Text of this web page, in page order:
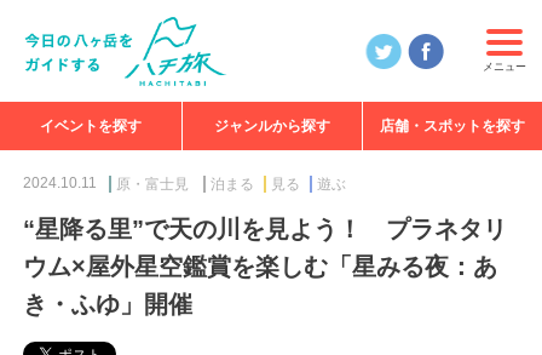
メニュー
イベントを探す ジャンルから探す 店舗・スポットを探す
2024.10.11 原・富士見 泊まる 見る 遊ぶ
“星降る里”で天の川を見よう！ プラネタリ
ウム×屋外星空鑑賞を楽しむ「星みる夜：あ
き・ふゆ」開催